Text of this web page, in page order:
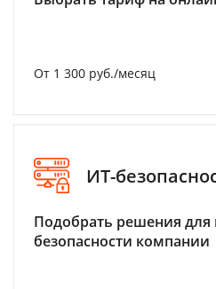
От 1 300 руб./месяц
ИТ-
Подобрать решения
безопасности компании